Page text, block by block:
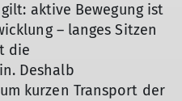
aktive Bewegung ist
– langes Sitzen
die
Deshalb
kurzen Transport der